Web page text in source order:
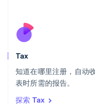
Tax
知道在哪里注册，自动
表时所需的报告。
探索 Tax
English
斯洛伐克
泰国
ไทยEnglish
English